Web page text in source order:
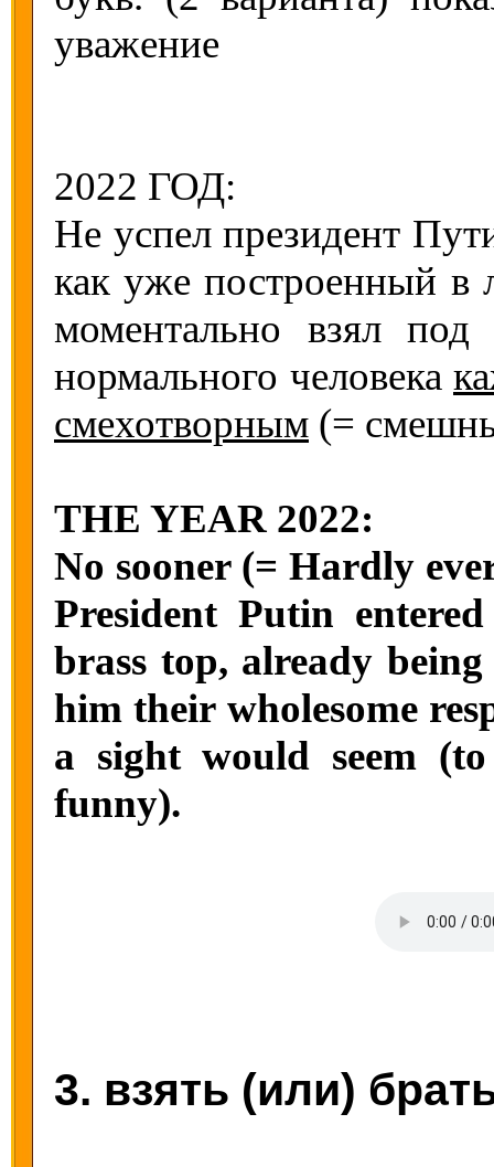
уважение
2022 ГОД:
Не успел президент
как уже построенный в
моментально взял
нормального человека
смехотворным (=
THE YEAR 2022:
No sooner (= Hardly
President Putin
brass top, already
him their wholesome
a sight would seem
funny).
3. взять (или)